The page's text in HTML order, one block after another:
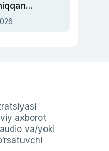
axborot
va/yoki